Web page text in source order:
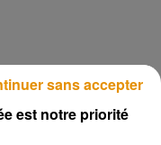
est notre priorité
sans accepter